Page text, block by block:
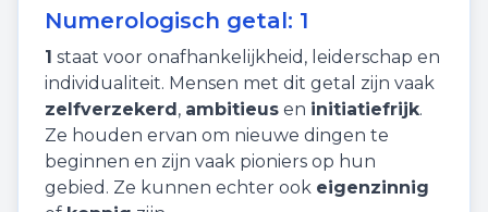
Numerologisch getal: 1
1 staat voor onafhankelijkheid , leiderschap en
individualiteit. Mensen met dit getal zijn vaak
zelfverzekerd, ambitieus en initiatiefrijk.
Ze houden ervan om nieuwe dingen te
beginnen en zijn vaak pioniers op hun
gebied. Ze kunnen echter ook eigenzinnig